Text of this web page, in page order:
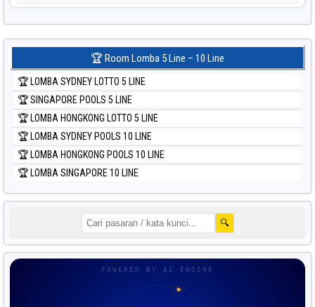
🏆 Room Lomba 5 Line – 10 Line
🏆 LOMBA SYDNEY LOTTO 5 LINE
🏆 SINGAPORE POOLS 5 LINE
🏆 LOMBA HONGKONG LOTTO 5 LINE
🏆 LOMBA SYDNEY POOLS 10 LINE
🏆 LOMBA HONGKONG POOLS 10 LINE
🏆 LOMBA SINGAPORE 10 LINE
🔍
POWERED BY AI ENGINE